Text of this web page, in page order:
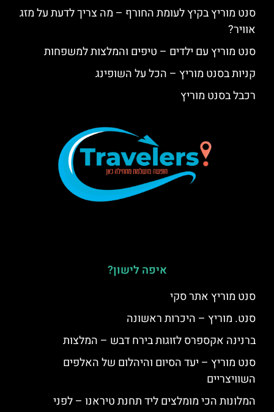
סנט מוריץ בקיץ לעומת החורף – מה צריך לדעת על מזג
אוויר?
סנט מוריץ עם ילדים – טיפים והמלצות למשפחות
קניות בסנט מוריץ – הכל על השופינג
רכבל בסנט מוריץ
איפה לישון?
סנט מוריץ אתר סקי
סנט. מוריץ – היכרות ראשונה
ברנינה אקספרס לזוגות בירח דבש – המלצות
סנט מוריץ – יעד הסיום והיהלום של האלפים
השוויצריים
המלונות הכי מומלצים ליד תחנת טיראנו – לפני